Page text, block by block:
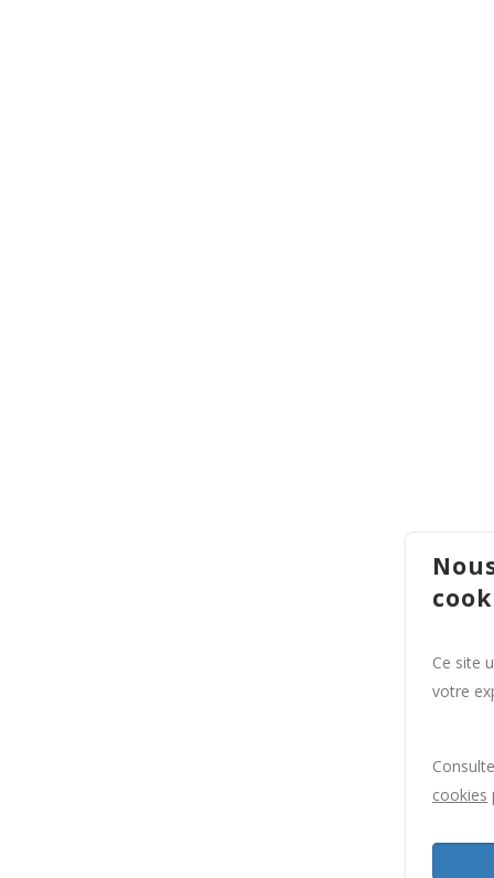
Ce site
votre
cookies